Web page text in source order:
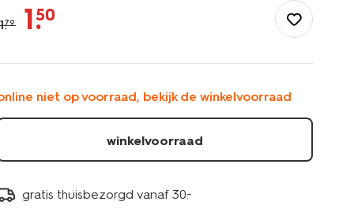
karton-
1.79 1.
50
niet op voorraad, bekijk de winkelvoorraad
winkelvoorraad
gratis thuisbezorgd vanaf 30.-